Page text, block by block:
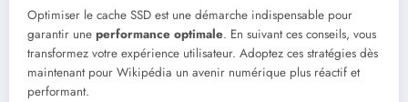
Optimiser le cache SSD est une démarche indispensable pour
garantir une performance optimale. En suivant ces conseils, vous
transformez votre expérience utilisateur. Adoptez ces stratégies dès
maintenant pour Wikipédia un avenir numérique plus réactif et
performant.